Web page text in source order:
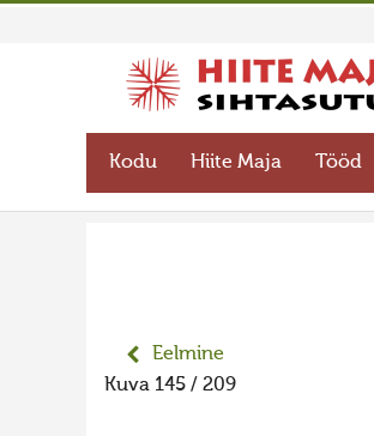
Kodu Hiite Maja Tööd
Eelmine
Kuva 145 / 209